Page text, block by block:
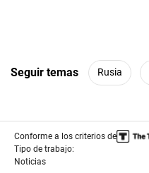
Seguir temas Rusia
Conforme a los criterios de
Tipo de trabajo:
Noticias